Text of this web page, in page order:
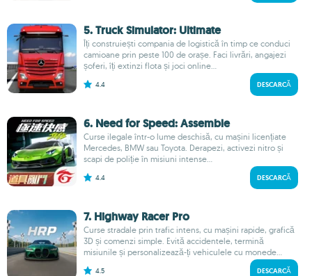
5. Truck Simulator: Ultimate
Îți construiești compania de logistică în timp ce conduci
camioane prin peste 100 de orașe. Faci livrări, angajezi
șoferi, îți extinzi flota și joci online...
4.4 DESCARCĂ
6. Need for Speed: Assemble
Curse ilegale într-o lume deschisă, cu mașini licențiate
Mercedes, BMW sau Toyota. Derapezi, activezi nitro și
scapi de poliție în misiuni intense...
4.4 DESCARCĂ
7. Highway Racer Pro
Curse stradale prin trafic intens, cu mașini rapide, grafică
3D și comenzi simple. Evită accidentele, termină
misiunile și personalizează-ți vehiculele cu monede...
4.5 DESCARCĂ